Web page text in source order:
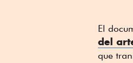
El
del
que